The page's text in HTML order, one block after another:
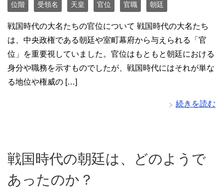
位階 受領名 天皇 官位 官職 朝廷
戦国時代の大名たちの官位について 戦国時代の大名たち
は、中央政権である朝廷や室町幕府から与えられる「官
位」を重要視していました。官位はもともと朝廷における
身分や職務を示すものでしたが、戦国時代にはそれが単な
る地位や権威の […]
続きを読む
戦国時代の朝廷は、どのようで
あったのか？